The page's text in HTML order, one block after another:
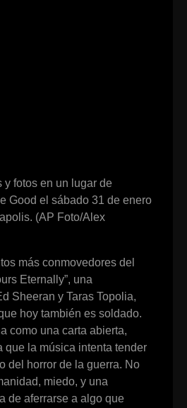
y fotos en un lugar de
Good el sábado 31 de enero
(AP Foto/Alex
más conmovedores del
Eternally”, una
Sheeran y Taras Topolia,
hoy también es soldado.
como una carta abierta,
que la música intenta tender
del horror de la guerra. No
miedo, y una
de aferrarse a algo que